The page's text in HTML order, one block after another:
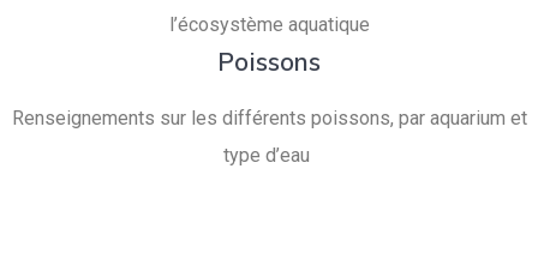
l’écosystème aquatique
Poissons
Renseignements sur les différents poissons, par aquarium et
type d’eau